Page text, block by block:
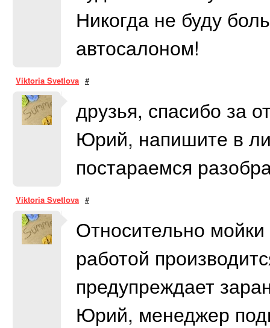
Никогда не буду
автосалоном!
Viktoria Svetlova #
друзья, спасибо за
Юрий, напишите в
постараемся
Viktoria Svetlova #
Относительно
работой
предупреждает
Юрий, менеджер